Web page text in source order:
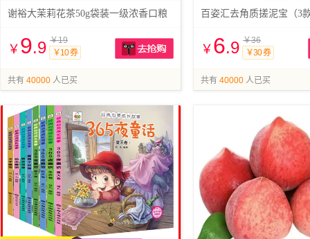
谢裕大茉莉花茶50g袋装一级浓香口粮
￥ 9.9 ￥19
￥10 券
共有 40000 人已买
百姿汇去角质搓泥宝（3
￥ 6.9 ￥36
￥30 券
共有 40000 人已买